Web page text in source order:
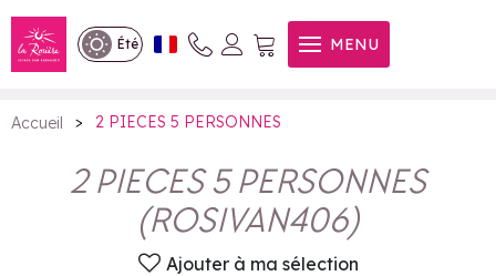
Été MENU
2 PIECES 5 PERSONNES
Accueil > 2 PIECES 5 PERSONNES
2 PIECES 5 PERSONNES
(ROSIVAN406)
Ajouter à ma sélection